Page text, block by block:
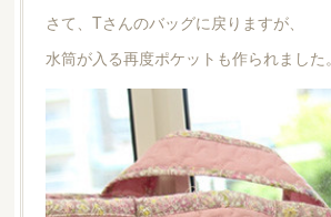
さて、Tさんのバッグに戻りますが、
水筒が入る再度ポケットも作られました。